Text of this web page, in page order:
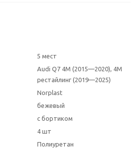
5 мест
Audi Q7 4M (2015—2020), 4M
рестайлинг (2019—2025)
Norplast
бежевый
с бортиком
4 шт
Полиуретан